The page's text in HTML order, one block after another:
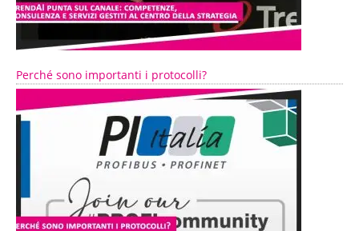
Perché sono importanti i protocolli?